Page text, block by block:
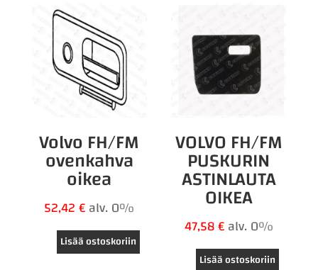
Volvo FH/FM
ovenkahva
oikea
52,42€alv. 0%
Lisää ostoskoriin
VOLVO FH/FM
PUSKURIN
ASTINLAUTA
OIKEA
47,58€alv. 0%
Lisää ostoskoriin